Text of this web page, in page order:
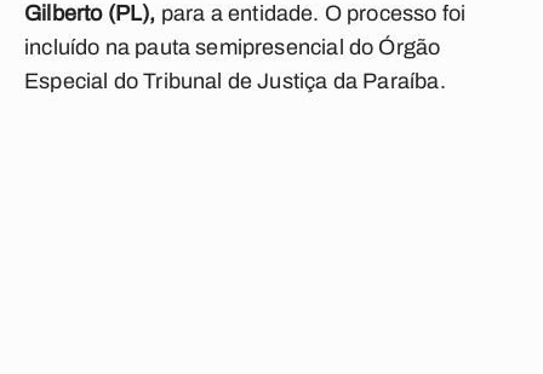
Gilberto (PL), para a entidade. O processo foi
incluído na pauta semipresencial do Órgão
Especial do Tribunal de Justiça da Paraíba.